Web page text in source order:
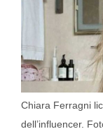
Chiara Ferragni
dell’influencer.